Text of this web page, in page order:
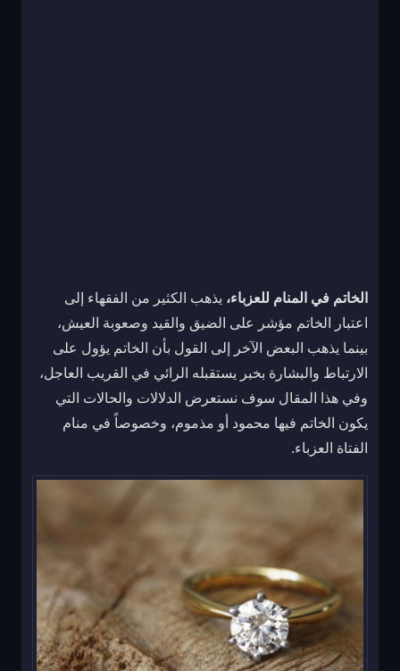
الخاتم في المنام للعزباء، يذهب الكثير من الفقهاء إلى
اعتبار الخاتم مؤشر على الضيق والقيد وصعوبة العيش،
بينما يذهب البعض الآخر إلى القول بأن الخاتم يؤول على
الارتباط والبشارة بخبر يستقبله الرائي في القريب العاجل،
وفي هذا المقال سوف نستعرض الدلالات والحالات التي
يكون الخاتم فيها محمود أو مذموم، وخصوصاً في منام
الفتاة العزباء.